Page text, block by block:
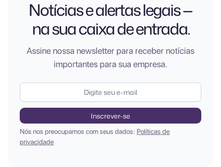
Notícias e alertas legais —
na sua caixa de entrada.
Assine nossa newsletter para receber notícias
importantes para sua empresa.
Nós nos preocupamos com seus dados: Políticas de
privacidade